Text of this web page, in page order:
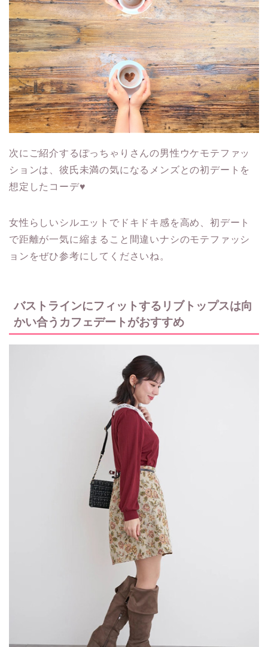
次にご紹介するぽっちゃりさんの男性ウケモテファッ
ションは、彼氏未満の気になるメンズとの初デートを
想定したコーデ♥
女性らしいシルエットでドキドキ感を高め、初デート
で距離が一気に縮まること間違いナシのモテファッシ
ョンをぜひ参考にしてくださいね。
バストラインにフィットするリブトップスは向
かい合うカフェデートがおすすめ